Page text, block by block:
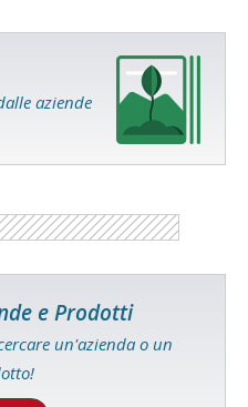
aziende
e Prodotti
un'azienda o un